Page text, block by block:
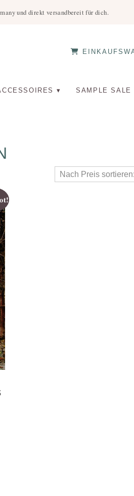
und direkt versandbereit für dich.
SAMPLE SALE